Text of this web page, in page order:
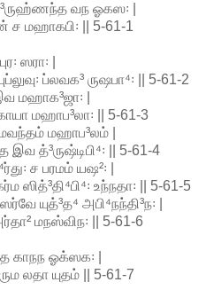
வந ஓகஸ꞉ |
ச மஹாகபி꞉ || 5-61-1
ஸரா꞉ |
ப்லவக³ ருஷபா⁴꞉ || 5-61-2
மஹாக³ஜா꞉ |
மஹாப³லா꞉ || 5-61-3
மஹாப³லம் |
த்³ருஷ்டிபி⁴꞉ || 5-61-4
ச பரமம் யஷ²꞉ |
ஸித்³தி⁴பி⁴꞉ உந்நதா꞉ || 5-61-5
யுத்³த⁴ அபி⁴நந்தி³ந꞉ |
மநஸ்விந꞉ || 5-61-6
காநந ஓக்ஸக꞉ |
லதா யுதம் || 5-61-7